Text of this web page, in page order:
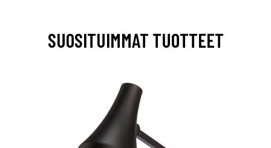
SUOSITUIMMAT TUOTTEET